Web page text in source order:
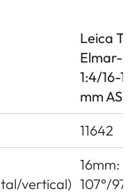
Leica
Elmar-M
1:4/16-
mm
11642
vertical)
16mm:
107°/